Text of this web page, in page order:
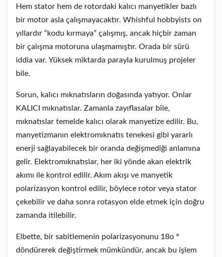
Hem stator hem de rotordaki kalıcı manyetikler bazlı
bir motor asla çalışmayacaktır. Whishful hobbyists on
yıllardır “kodu kırmaya” çalışmış, ancak hiçbir zaman
bir çalışma motoruna ulaşmamıştır. Orada bir sürü
iddia var. Yüksek miktarda parayla kurulmuş projeler
bile.
Sorun, kalıcı mıknatısların doğasında yatıyor. Onlar
KALICI mıknatıslar. Zamanla zayıflasalar bile,
mıknatıslar temelde kalıcı olarak manyetize edilir. Bu,
manyetizmanın elektromıknatıs tenekesi gibi yararlı
enerji sağlayabilecek bir oranda değişmediği anlamına
gelir. Elektromıknatıslar, her iki yönde akan elektrik
akımı ile kontrol edilir. Akım akışı ve manyetik
polarizasyon kontrol edilir, böylece rotor veya stator
çekebilir ve daha sonra rotasyon elde etmek için doğru
zamanda itilebilir.
Elbette, bir sabitlemenin polarizasyonunu 18o °
döndürerek değiştirmek mümkündür, ancak bu işlem